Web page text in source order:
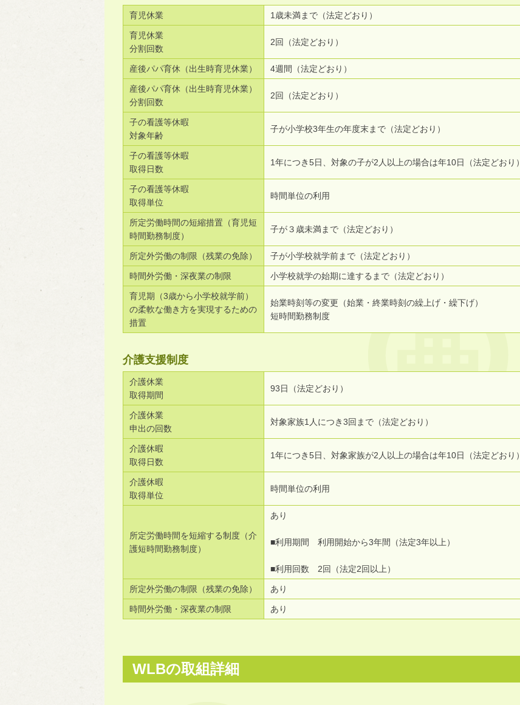
育児休業 1歳未満まで（法定どおり）
育児休業
分割回数
2回（法定どおり）
産後パパ育休（出生時育児休業） 4週間（法定どおり）
産後パパ育休（出生時育児休業）
分割回数
2回（法定どおり）
子の看護等休暇
対象年齢
子が小学校3年生の年度末まで（法定どおり）
子の看護等休暇
取得日数
1年につき5日、対象の子が2人以上の場合は年10日（法定どおり）
子の看護等休暇
取得単位
時間単位の利用
所定労働時間の短縮措置（育児短
時間勤務制度）
子が３歳未満まで（法定どおり）
所定外労働の制限（残業の免除） 子が小学校就学前まで（法定どおり）
時間外労働・深夜業の制限 小学校就学の始期に達するまで（法定どおり）
育児期（3歳から小学校就学前）
の柔軟な働き方を実現するための
措置
始業時刻等の変更（始業・終業時刻の繰上げ・繰下げ）
短時間勤務制度
介護支援制度
介護休業
取得期間
93日（法定どおり）
介護休業
申出の回数
対象家族1人につき3回まで（法定どおり）
介護休暇
取得日数
1年につき5日、対象家族が2人以上の場合は年10日（法定どおり）
介護休暇
取得単位
時間単位の利用
所定労働時間を短縮する制度（介
護短時間勤務制度）
あり
■利用期間 利用開始から3年間（法定3年以上）
■利用回数 2回（法定2回以上）
所定外労働の制限（残業の免除） あり
時間外労働・深夜業の制限 あり
WLBの取組詳細